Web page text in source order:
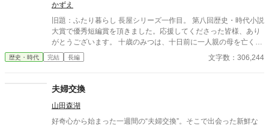
かずえ
旧題：ふたり暮らし 長屋シリーズ一作目。 第八回歴史・時代小説
大賞で優秀短編賞を頂きました。応援してくださった皆様、あり
がとうございます。 十歳のみつは、十日前に一人親の母を亡くし
たばかり。幸い、母の蓄えがあり、自分の裁縫の腕の良さもあっ
て、何とか今まで通り長屋で暮らしていけそうだ。 頼まれた繕い
一人で寂しかったみつは、拾った男の子と二人で暮らし始めた。
歴史・時代 完結 長編 文字数：306,244
夫婦交換
山田森湖
好奇心から始まった一週間の“夫婦交換”。そこで出会った新鮮な